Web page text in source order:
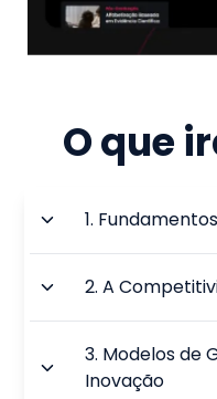
O que
1.
2.A
3. Modelos de
Inovação